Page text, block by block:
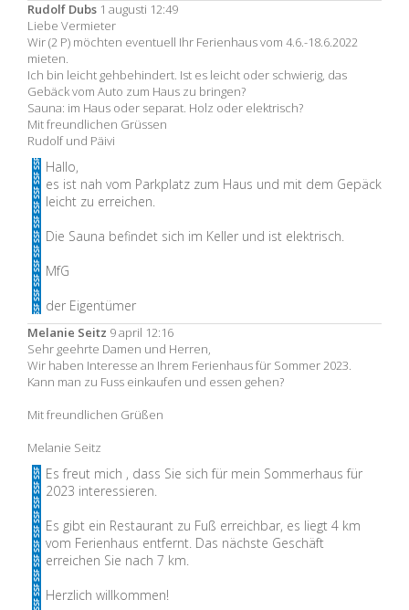
Rudolf Dubs 1 augusti 12:49
Liebe Vermieter
Wir (2 P) möchten eventuell Ihr Ferienhaus vom 4.6.-18.6.2022
mieten.
Ich bin leicht gehbehindert. Ist es leicht oder schwierig, das
Gebäck vom Auto zum Haus zu bringen?
Sauna: im Haus oder separat. Holz oder elektrisch?
Mit freundlichen Grüssen
Rudolf und Päivi
Hallo,
es ist nah vom Parkplatz zum Haus und mit dem Gepäck
leicht zu erreichen.
Die Sauna befindet sich im Keller und ist elektrisch.
MfG
der Eigentümer
Melanie Seitz 9 april 12:16
Sehr geehrte Damen und Herren,
Wir haben Interesse an Ihrem Ferienhaus für Sommer 2023.
Kann man zu Fuss einkaufen und essen gehen?
Mit freundlichen Grüßen
Melanie Seitz
Es freut mich , dass Sie sich für mein Sommerhaus für
2023 interessieren.
Es gibt ein Restaurant zu Fuß erreichbar, es liegt 4 km
vom Ferienhaus entfernt. Das nächste Geschäft
erreichen Sie nach 7 km.
Herzlich willkommen!